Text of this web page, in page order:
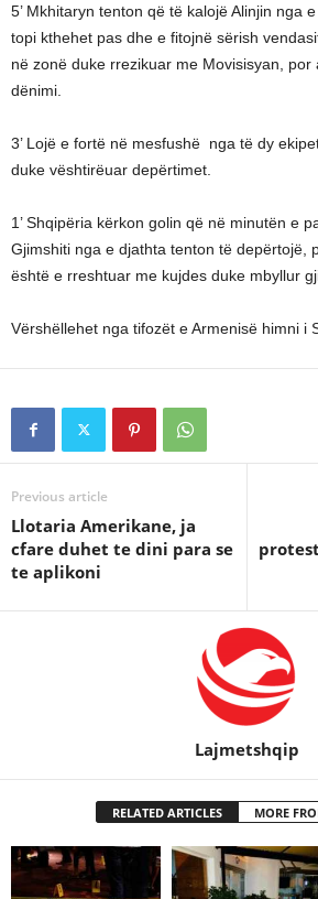
5’ Mkhitaryn tenton që të kalojë Alinjin nga
topi kthehet pas dhe e fitojnë sërish
në zonë duke rrezikuar me Movisisyan, por
dënimi.
3’ Lojë e fortë në mesfushë nga të dy
duke vështirëuar depërtimet.
1’ Shqipëria kërkon golin që në minutën e
Gjimshiti nga e djathta tenton të depërtojë,
është e rreshtuar me kujdes duke mbyllur
Vërshëllehet nga tifozët e Armenisë himni i
Previous article
Llotaria Amerikane, ja
cfare duhet te dini para se
te aplikoni
Lajmetshqip
RELATED ARTICLES MORE